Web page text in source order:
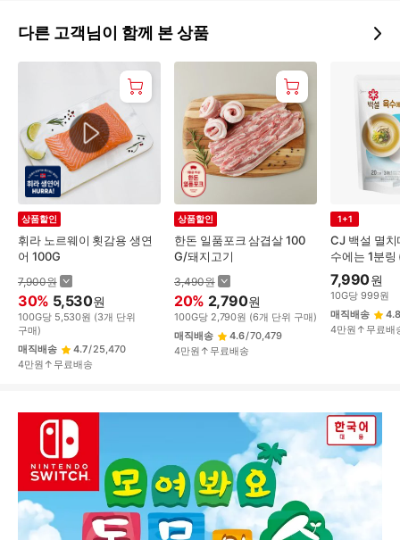
다른 고객님이 함께 본 상품
휘라 노르웨이 횟감용 생연
어 100G
상품할인
7,900원
30% 5,530원
100G당 5,530원 (3개 단위
구매)
매직배송
4.7/25,470
4만원↑무료배송
한돈 일품포크 삼겹살 100
G/돼지고기
상품할인
3,490원
20% 2,790원
100G당 2,790원 (6개 단위 구매)
매직배송
4.6/70,479
4만원↑무료배송
CJ 백설 멸
수에는 1분
G
1+1
7,990원
10G당 999원
매직배송
4.8
4만원↑무료배